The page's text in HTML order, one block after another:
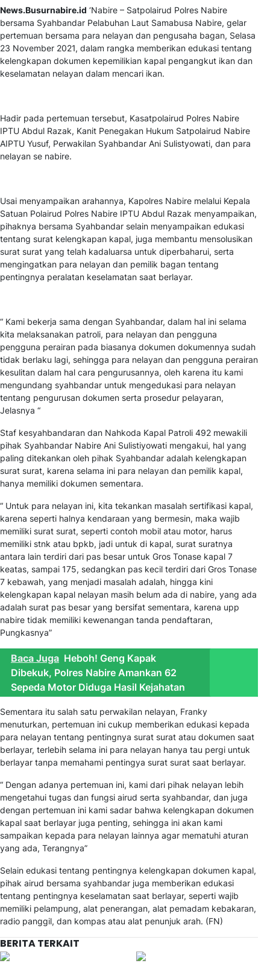
News.Busurnabire.id ‘Nabire – Satpolairud Polres Nabire
bersama Syahbandar Pelabuhan Laut Samabusa Nabire, gelar
pertemuan bersama para nelayan dan pengusaha bagan, Selasa
23 November 2021, dalam rangka memberikan edukasi tentang
kelengkapan dokumen kepemilikian kapal pengangkut ikan dan
keselamatan nelayan dalam mencari ikan.
Hadir pada pertemuan tersebut, Kasatpolairud Polres Nabire
IPTU Abdul Razak, Kanit Penegakan Hukum Satpolairud Nabire
AIPTU Yusuf, Perwakilan Syahbandar Ani Sulistyowati, dan para
nelayan se nabire.
Usai menyampaikan arahannya, Kapolres Nabire melalui Kepala
Satuan Polairud Polres Nabire IPTU Abdul Razak menyampaikan,
pihaknya bersama Syahbandar selain menyampaikan edukasi
tentang surat kelengkapan kapal, juga membantu mensolusikan
surat surat yang telah kadaluarsa untuk diperbaharui, serta
mengingatkan para nelayan dan pemilik bagan tentang
pentingnya peralatan keselamatan saat berlayar.
“ Kami bekerja sama dengan Syahbandar, dalam hal ini selama
kita melaksanakan patroli, para nelayan dan pengguna
pengguna perairan pada biasanya dokumen dokumennya sudah
tidak berlaku lagi, sehingga para nelayan dan pengguna perairan
kesulitan dalam hal cara pengurusannya, oleh karena itu kami
mengundang syahbandar untuk mengedukasi para nelayan
tentang pengurusan dokumen serta prosedur pelayaran,
Jelasnya “
Staf kesyahbandaran dan Nahkoda Kapal Patroli 492 mewakili
pihak Syahbandar Nabire Ani Sulistiyowati mengakui, hal yang
paling ditekankan oleh pihak Syahbandar adalah kelengkapan
surat surat, karena selama ini para nelayan dan pemilik kapal,
hanya memiliki dokumen sementara.
“ Untuk para nelayan ini, kita tekankan masalah sertifikasi kapal,
karena seperti halnya kendaraan yang bermesin, maka wajib
memiliki surat surat, seperti contoh mobil atau motor, harus
memiliki stnk atau bpkb, jadi untuk di kapal, surat suratnya
antara lain terdiri dari pas besar untuk Gros Tonase kapal 7
keatas, sampai 175, sedangkan pas kecil terdiri dari Gros Tonase
7 kebawah, yang menjadi masalah adalah, hingga kini
kelengkapan kapal nelayan masih belum ada di nabire, yang ada
adalah surat pas besar yang bersifat sementara, karena upp
nabire tidak memiliki kewenangan tanda pendaftaran,
Pungkasnya”
Baca Juga Heboh! Geng Kapak
Dibekuk, Polres Nabire Amankan 62
Sepeda Motor Diduga Hasil Kejahatan
Sementara itu salah satu perwakilan nelayan, Franky
menuturkan, pertemuan ini cukup memberikan edukasi kepada
para nelayan tentang pentingnya surat surat atau dokumen saat
berlayar, terlebih selama ini para nelayan hanya tau pergi untuk
berlayar tanpa memahami pentingya surat surat saat berlayar.
“ Dengan adanya pertemuan ini, kami dari pihak nelayan lebih
mengetahui tugas dan fungsi airud serta syahbandar, dan juga
dengan pertemuan ini kami sadar bahwa kelengkapan dokumen
kapal saat berlayar juga penting, sehingga ini akan kami
sampaikan kepada para nelayan lainnya agar mematuhi aturan
yang ada, Terangnya”
Selain edukasi tentang pentingnya kelengkapan dokumen kapal,
pihak airud bersama syahbandar juga memberikan edukasi
tentang pentingnya keselamatan saat berlayar, seperti wajib
memiliki pelampung, alat penerangan, alat pemadam kebakaran,
radio panggil, dan kompas atau alat penunjuk arah. (FN)
BERITA TERKAIT